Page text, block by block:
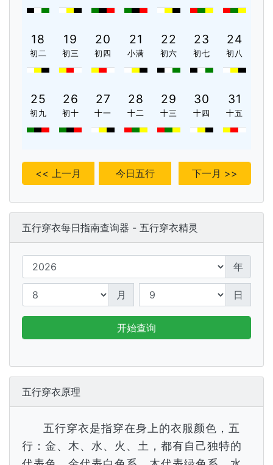
18
初二
19
初三
20
初四
21
小满
22
初六
23
初七
24
初八
25
初九
26
初十
27
十一
28
十二
29
十三
30
十四
31
十五
<< 上一月 今日五行 下一月 >>
五行穿衣每日指南查询器 - 五行穿衣精灵
年
月 日
开始查询
五行穿衣原理
五行穿衣是指穿在身上的衣服颜色，五
行：金、木、水、火、土，都有自己独特的